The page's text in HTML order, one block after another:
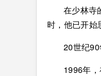
在少林寺
时，他已开始
20世纪90
1996年